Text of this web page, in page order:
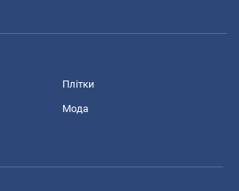
Плітки
Мода